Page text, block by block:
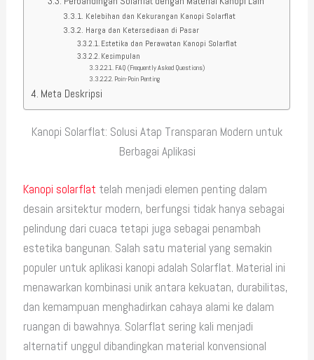
Kelebihan dan Kekurangan Kanopi Solarflat
Harga dan Ketersediaan di Pasar
Estetika dan Perawatan Kanopi Solarflat
Kesimpulan
FAQ (Frequently Asked Questions)
Poin-Poin Penting
Meta Deskripsi
Kanopi Solarflat: Solusi Atap Transparan Modern untuk
Berbagai Aplikasi
Kanopi solarflat telah menjadi elemen penting dalam
desain arsitektur modern, berfungsi tidak hanya sebagai
pelindung dari cuaca tetapi juga sebagai penambah
estetika bangunan. Salah satu material yang semakin
populer untuk aplikasi kanopi adalah Solarflat. Material ini
menawarkan kombinasi unik antara kekuatan, durabilitas,
dan kemampuan menghadirkan cahaya alami ke dalam
ruangan di bawahnya. Solarflat sering kali menjadi
alternatif unggul dibandingkan material konvensional